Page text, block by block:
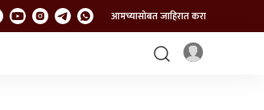
आमच्यासोबत जाहिरात करा